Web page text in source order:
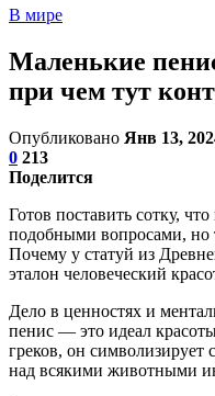
В мире
Маленькие
при чем тут
Опубликовано Янв 13,
0 213
Поделится
Готов поставить сотку,
подобными вопросами, но
Почему у статуй из
эталон человеческий
Дело в ценностях и
пенис — это идеал
греков, он символизирует
над всякими животными